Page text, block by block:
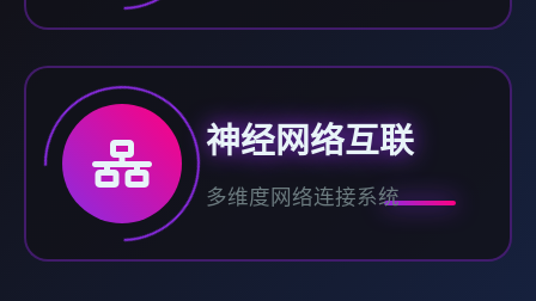
神经网络互联
多维度网络连接系统